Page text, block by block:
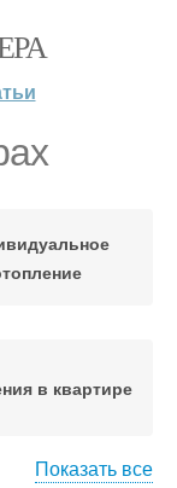
в квартире
Показать все